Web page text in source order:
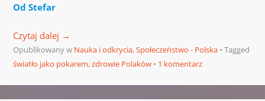
Od Stefar
Czytaj dalej →
Opublikowany w Nauka i odkrycia,Społeczeństwo - Polska
Tagged
światło jako pokarem,zdrowie Polaków 1 komentarz